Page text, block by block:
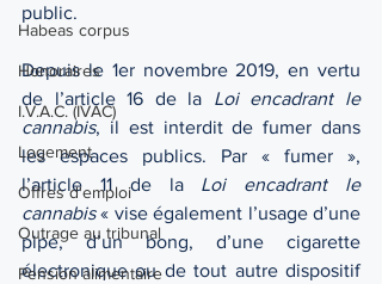
Habeas corpus
Honoraires
I.V.A.C. (IVAC)
Logement
Offres d'emploi
Outrage au tribunal
Pension alimentaire
public.
Depuis le 1er novembre 2019, en vertu
de l’article 16 de la Loi encadrant le
cannabis, il est interdit de fumer dans
les espaces publics. Par « fumer »,
l’article 11 de la Loi encadrant le
cannabis « vise également l’usage d’une
pipe, d’un bong, d’une cigarette
électronique ou de tout autre dispositif